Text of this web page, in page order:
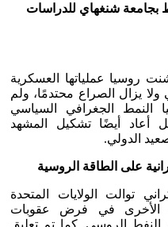
بجامعة شنغهاي للدراسات
روسيا عملياتها العسكرية
الماضي ولا يزال الصراع محتدمًا، ولم
النمط الجغرافي السياسي
أعاد أيضًا تشكيل المشهد
الدولي.
على الطاقة الروسية
توالت الولايات المتحدة
الأخرى في فرض عقوبات